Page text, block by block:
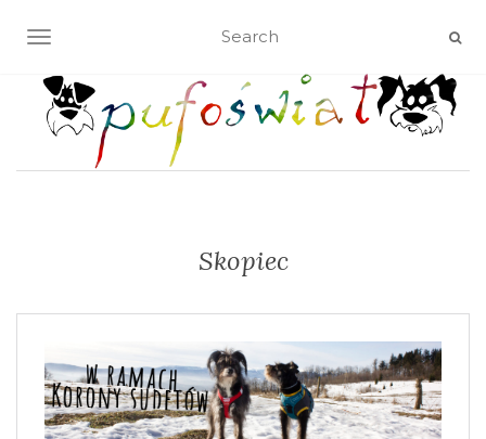
TOGGLE NAVIGATION
Skopiec